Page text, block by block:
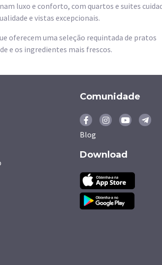
luxo e conforto, com quartos e suites
e vistas excepcionais.
oferecem uma seleção requintada de pratos
e os ingredientes mais frescos.
Comunidade
Blog
Download